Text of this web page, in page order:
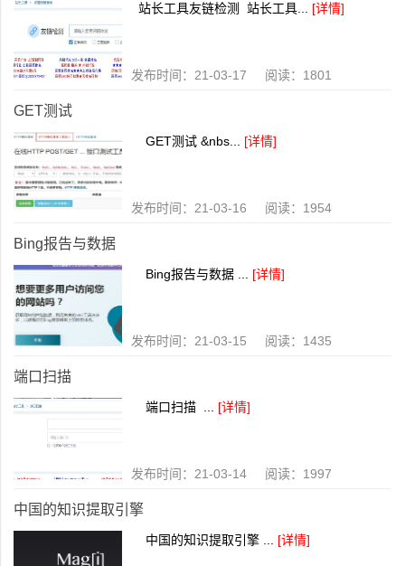
站长工具友链检测 站长工具... [详情]
发布时间：21-03-17 阅读：1801
GET测试
GET测试 &nbs... [详情]
发布时间：21-03-16 阅读：1954
Bing报告与数据
Bing报告与数据 ... [详情]
发布时间：21-03-15 阅读：1435
端口扫描
端口扫描 ... [详情]
发布时间：21-03-14 阅读：1997
中国的知识提取引擎
中国的知识提取引擎 ... [详情]